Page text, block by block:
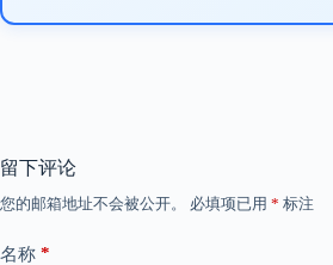
留下评论
您的邮箱地址不会被公开。 必填项已用 * 标注
名称 *